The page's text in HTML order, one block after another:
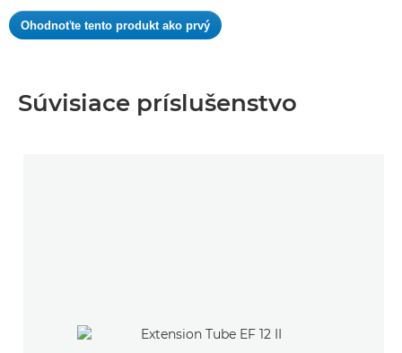
Žiadna
hodnota
Ohodnoťte tento produkt ako prvý
.
modálne
dialógové
Súvisiace príslušenstvo